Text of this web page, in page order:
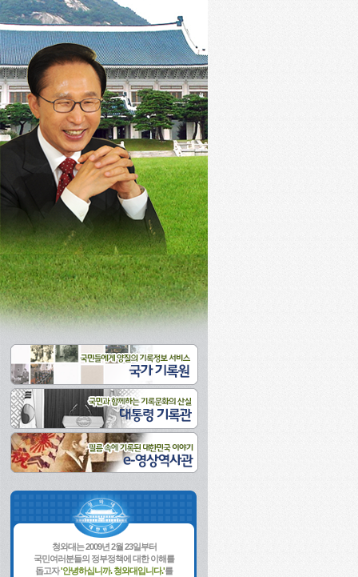
청와대는 2009년 2월 23일부터
국민여러분들의 정부정책에 대한 이해를
돕고자'안녕하십니까. 청와대입니다.'를